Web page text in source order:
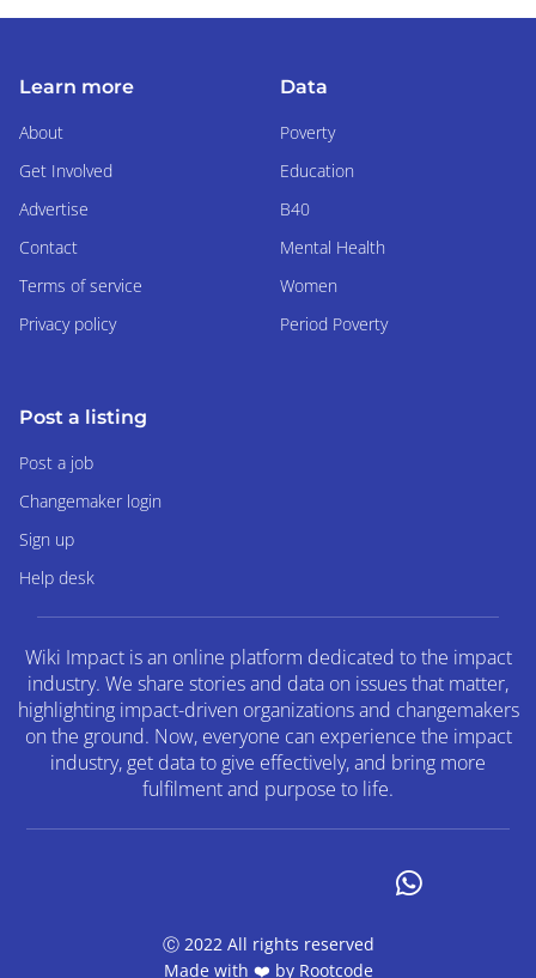
Learn more
About
Get Involved
Advertise
Contact
Terms of service
Privacy policy
Data
Poverty
Education
B40
Mental Health
Women
Period Poverty
Post a listing
Post a job
Changemaker login
Sign up
Help desk
Wiki Impact is an online platform dedicated to the impact
industry. We share stories and data on issues that matter,
highlighting impact-driven organizations and changemakers
on the ground. Now, everyone can experience the impact
industry, get data to give effectively, and bring more
fulfilment and purpose to life.
Ⓒ 2022 All rights reserved
Made with ❤️ by Rootcode